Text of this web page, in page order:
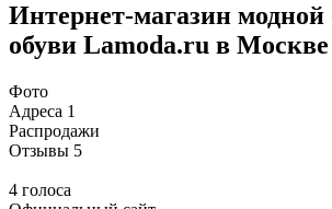
Интернет-магазин
обуви Lamoda.ru в Москве
Фото
Адреса 1
Распродажи
Отзывы 5
4 голоса